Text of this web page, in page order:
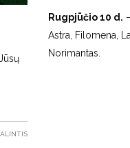
Rugpjūčio 10 d.
Astra, Filomena,
Norimantas.